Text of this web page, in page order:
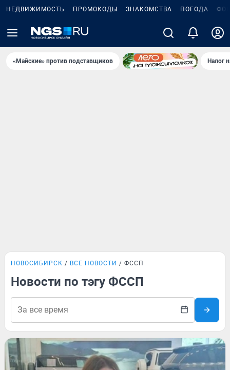
НЕДВИЖИМОСТЬ ПРОМОКОДЫ ЗНАКОМСТВА ПОГОДА
«Майские» против подставщиков Налог
НОВОСИБИРСК ВСЕ НОВОСТИ ФССП
Новости по тэгу ФССП